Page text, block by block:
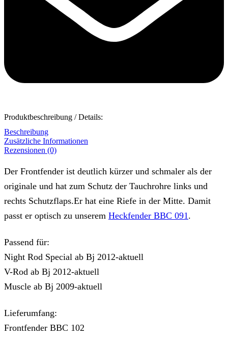
Produktbeschreibung / Details:
Beschreibung
Zusätzliche Informationen
Rezensionen (0)
Der Frontfender ist deutlich kürzer und schmaler als der
originale und hat zum Schutz der Tauchrohre links und
rechts Schutzflaps.Er hat eine Riefe in der Mitte. Damit
passt er optisch zu unserem Heckfender BBC 091.
Passend für:
Night Rod Special ab Bj 2012-aktuell
V-Rod ab Bj 2012-aktuell
Muscle ab Bj 2009-aktuell
Lieferumfang:
Frontfender BBC 102